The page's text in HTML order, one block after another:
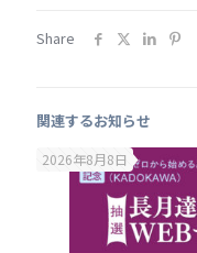
Share
関連するお知らせ
2026年8月8日